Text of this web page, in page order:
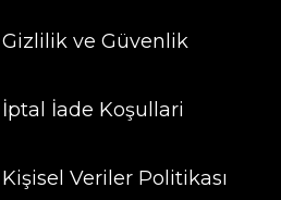
Gizlilik ve Güvenlik
İptal İade Koşullari
Kişisel Veriler Politikası